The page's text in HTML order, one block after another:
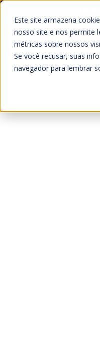
Este site armazena
nosso site e nos permite
métricas sobre nossos
Se você recusar, suas
navegador para lembrar